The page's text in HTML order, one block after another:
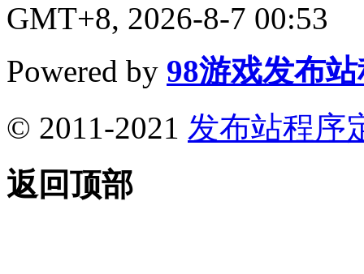
GMT+8, 2026-8-7 00:53
Powered by 98游戏发布
© 2011-2021 发布站程序
返回顶部